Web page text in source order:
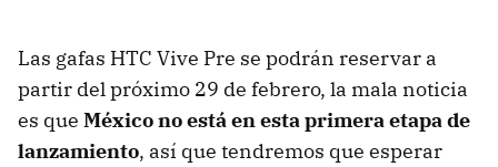
Las gafas HTC Vive Pre se podrán reservar a
partir del próximo 29 de febrero, la mala noticia
es que México no está en esta primera etapa de
lanzamiento, así que tendremos que esperar